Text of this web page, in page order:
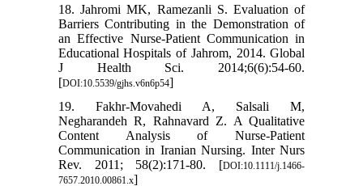
18. Jahromi MK, Ramezanli S. Evaluation of
Barriers Contributing in the Demonstration of
an Effective Nurse-Patient Communication in
Educational Hospitals of Jahrom, 2014. Global
J Health Sci. 2014;6(6):54-60.
[DOI:10.5539/gjhs.v6n6p54]
19. Fakhr‐Movahedi A, Salsali M,
Negharandeh R, Rahnavard Z. A Qualitative
Content Analysis of Nurse-Patient
Communication in Iranian Nursing. Inter Nurs
Rev. 2011; 58(2):171-80. [DOI:10.1111/j.1466-
7657.2010.00861.x]